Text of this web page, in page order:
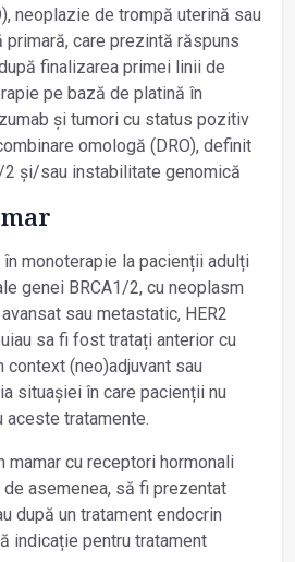
neoplazie de trompă uterină sau
care prezintă răspuns
finalizarea primei linii de
pe bază de platină în
și tumori cu status pozitiv
omologă (DRO), definit
2 și/sau instabilitate genomică
monoterapie la pacienții adulți
genei BRCA1/2, cu neoplasm
sau metastatic, HER2
sa fi fost tratați anterior cu
context (neo)adjuvant sau
situașiei în care pacienții nu
aceste tratamente.
mamar cu receptori hormonali
asemenea, să fi prezentat
după un tratament endocrin
indicație pentru tratament